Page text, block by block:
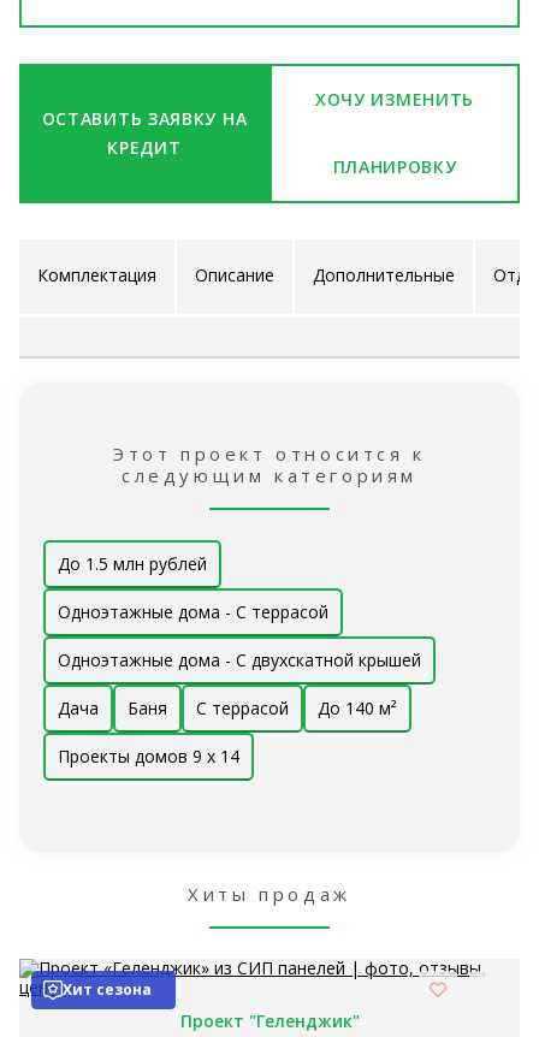
ХОЧУ ИЗМЕНИТЬ
ПЛАНИРОВКУ
ОСТАВИТЬ ЗАЯВКУ НА
КРЕДИТ
Комплектация Описание Дополнительные
Этот проект относится к
следующим категориям
До 1.5 млн рублей
Одноэтажные дома - С террасой
Одноэтажные дома - С двухскатной крышей
Дача Баня С террасой До 140 м²
Проекты домов 9 x 14
Хиты продаж
Хит сезона
Проект "Геленджик"